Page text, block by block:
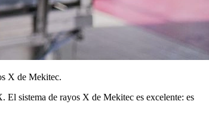
X de Mekitec.
sistema de rayos X de Mekitec es excelente: es